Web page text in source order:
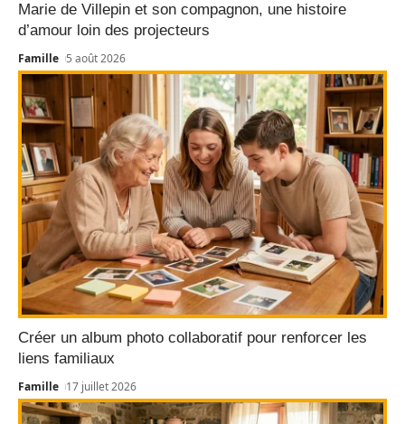
Marie de Villepin et son compagnon, une histoire
d’amour loin des projecteurs
Famille 5 août 2026
Créer un album photo collaboratif pour renforcer les
liens familiaux
Famille 17 juillet 2026